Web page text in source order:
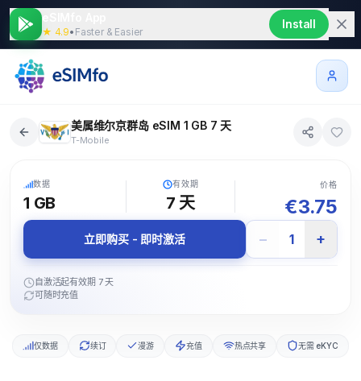
★ 4.9• Faster & Easier
Install
美属维尔京群岛 eSIM 1 GB 7 天
T-Mobile
数据
1 GB
有效期
7 天
价格
€3.75
立即购买 - 即时激活 − 1 +
自激活起有效期 7 天
可随时充值
仅数据 续订 漫游 充值 热点共享 无需 eKYC